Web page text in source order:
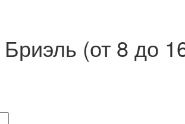
Бриэль (от 8 до